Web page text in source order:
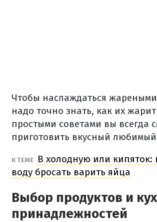
Чтобы наслаждаться
надо точно знать, как их
простыми советами вы всегда
приготовить вкусный любимый
К ТЕМЕ
В холодную или кипяток:
воду бросать варить яйца
Выбор продуктов и
принадлежностей